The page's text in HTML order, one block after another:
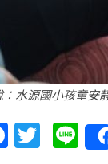
：水源國小孩童安